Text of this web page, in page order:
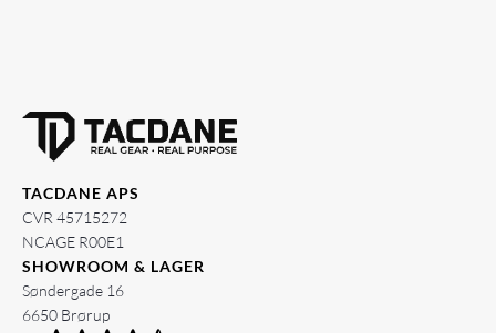
TACDANE APS
CVR 45715272
NCAGE R00E1
SHOWROOM & LAGER
Søndergade 16
6650 Brørup